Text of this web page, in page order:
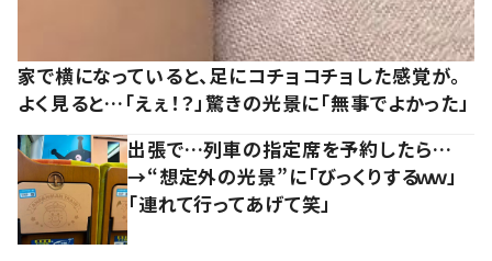
家で横になっていると、足にコチョコチョした感覚が。
よく見ると…「えぇ！？」驚きの光景に「無事でよかった」
出張で…列車の指定席を予約したら…
→“想定外の光景”に「びっくりするｗｗ」
「連れて行ってあげて笑」